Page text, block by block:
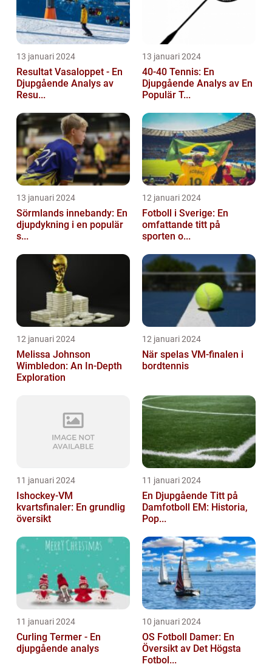
13 januari 2024
Resultat Vasaloppet - En
Djupgående Analys av
Resu...
13 januari 2024
40-40 Tennis: En
Djupgående Analys av En
Populär T...
13 januari 2024
Sörmlands innebandy: En
djupdykning i en populär
s...
12 januari 2024
Fotboll i Sverige: En
omfattande titt på
sporten o...
12 januari 2024
Melissa Johnson
Wimbledon: An In-Depth
Exploration
12 januari 2024
När spelas VM-finalen i
bordtennis
11 januari 2024
Ishockey-VM
kvartsfinaler: En grundlig
översikt
11 januari 2024
En Djupgående Titt på
Damfotboll EM: Historia,
Pop...
11 januari 2024
Curling Termer - En
djupgående analys
10 januari 2024
OS Fotboll Damer: En
Översikt av Det Högsta
Fotbol...